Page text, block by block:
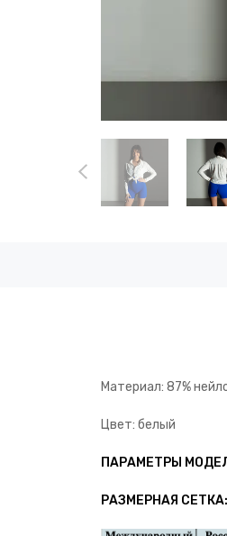
Материал: 87%
Цвет: белый
ПАРАМЕТРЫ
РАЗМЕРНАЯ СЕТКА: